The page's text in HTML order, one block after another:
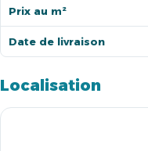
Prix au m²
Date de livraison
Localisation